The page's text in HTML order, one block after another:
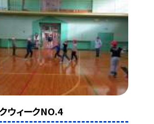
ウィークNO.4